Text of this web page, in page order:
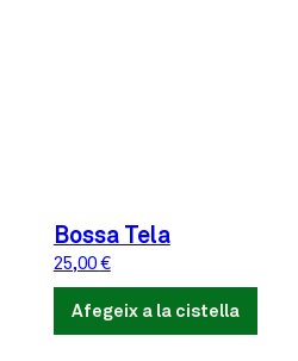
Bossa Tela
25,00 €
Afegeix a la cistella